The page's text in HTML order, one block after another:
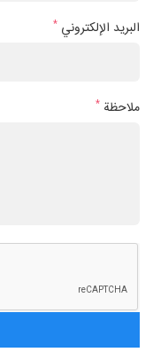
البريد الإلكتروني *
ملاحظة *